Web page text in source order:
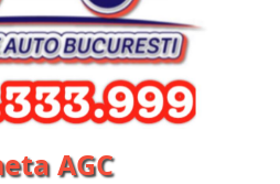
AGC